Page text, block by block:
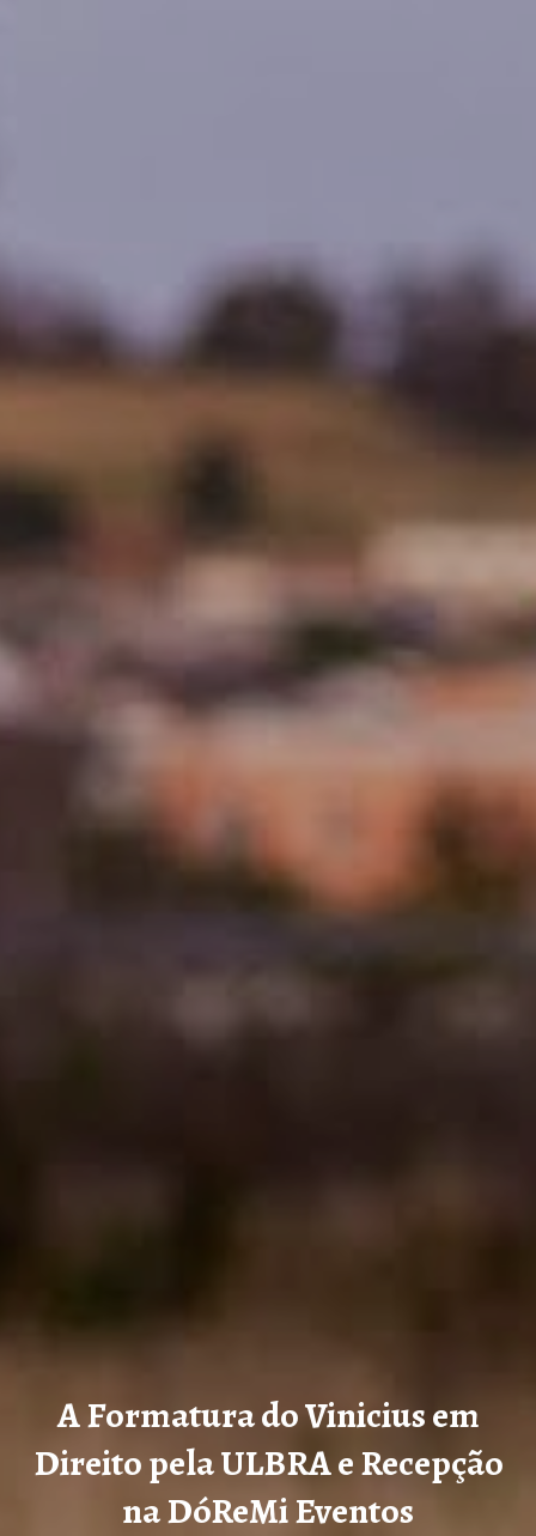
A Formatura do Vinicius em
Direito pela ULBRA e Recepção
na DóReMi Eventos